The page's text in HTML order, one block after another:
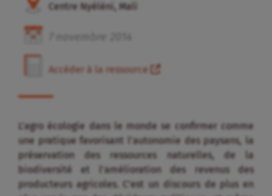
Centre Nyéléni, Mali
Accéder à la ressource
L’agro écologie dans le monde se confirmer comme
une pratique favorisant l’autonomie des paysans, la
préservation des ressources naturelles, de la
biodiversité et l’amélioration des revenus des
producteurs agricoles. C’est un discours de plus en